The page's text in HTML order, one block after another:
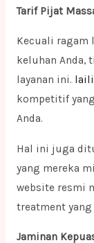
Tarif Pijat
Kecuali ragam
keluhan Anda,
layanan ini.
kompetitif
Anda.
Hal ini juga
yang mereka
website resmi
treatment yang
Jaminan